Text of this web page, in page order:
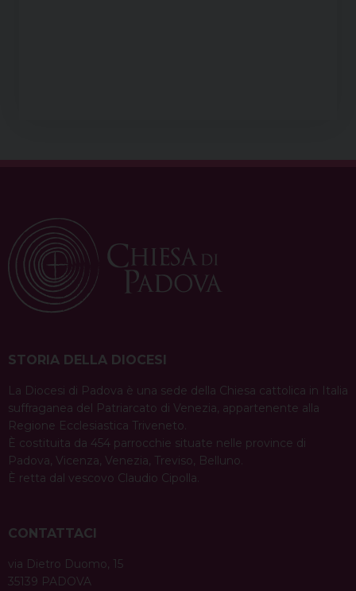
STORIA DELLA DIOCESI
La Diocesi di Padova è una sede della Chiesa cattolica in Italia
suffraganea del Patriarcato di Venezia, appartenente alla
Regione Ecclesiastica Triveneto.
È costituita da 454 parrocchie situate nelle province di
Padova, Vicenza, Venezia, Treviso, Belluno.
È retta dal vescovo Claudio Cipolla.
CONTATTACI
via Dietro Duomo, 15
35139 PADOVA